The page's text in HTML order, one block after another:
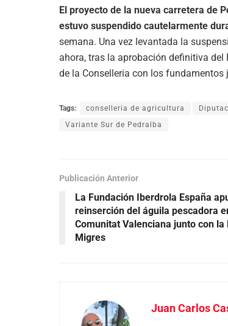
El proyecto de la nueva carretera de
estuvo suspendido cautelarmente
semana. Una vez levantada la
ahora, tras la aprobación definitiva
de la Conselleria con los fundamentos
Tags: conselleria de agricultura
Variante Sur de Pedralba
Publicación Anterior
La Fundación Iberdrola España
reinserción del águila pescadora
Comunitat Valenciana junto con la
Migres
Juan Carlos